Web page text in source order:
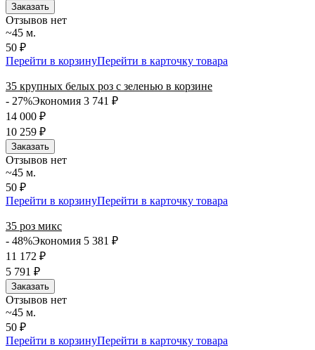
Заказать
Отзывов нет
~45 м.
50 ₽
Перейти в корзинуПерейти в карточку товара
35 крупных белых роз с зеленью в корзине
- 27%Экономия 3 741 ₽
14 000 ₽
10 259 ₽
Заказать
Отзывов нет
~45 м.
50 ₽
Перейти в корзинуПерейти в карточку товара
35 роз микс
- 48%Экономия 5 381 ₽
11 172 ₽
5 791 ₽
Заказать
Отзывов нет
~45 м.
50 ₽
Перейти в корзинуПерейти в карточку товара